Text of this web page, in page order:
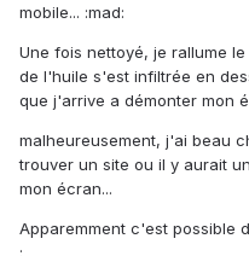
mobile... :mad:
Une fois nettoyé, je rallume
de l'huile s'est infiltrée en
que j'arrive a démonter mon
malheureusement, j'ai beau
trouver un site ou il y aurait
mon écran...
Apparemment c'est possible